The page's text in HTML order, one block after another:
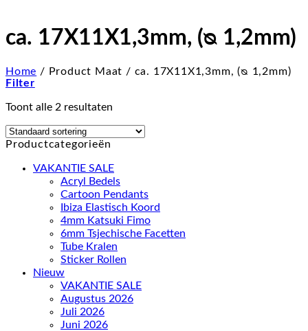
ca. 17X11X1,3mm, (ᴓ 1,2mm)
Home / Product Maat / ca. 17X11X1,3mm, (ᴓ 1,2mm)
Filter
Toont alle 2 resultaten
Productcategorieën
VAKANTIE SALE
Acryl Bedels
Cartoon Pendants
Ibiza Elastisch Koord
4mm Katsuki Fimo
6mm Tsjechische Facetten
Tube Kralen
Sticker Rollen
Nieuw
VAKANTIE SALE
Augustus 2026
Juli 2026
Juni 2026